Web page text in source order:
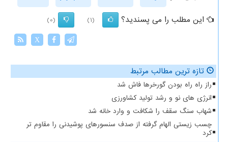
این مطلب را می پسندید؟
(1)
(0)
X
تازه ترین مطالب مرتبط
راز راه راه بودن گورخرها فاش شد
انرژی های نو و رشد تولید کشاورزی
شهاب سنگ سقف را شکافت و وارد خانه شد
چسب زیستی الهام گرفته از صدف سنسورهای پوشیدنی را مقاوم تر
کرد